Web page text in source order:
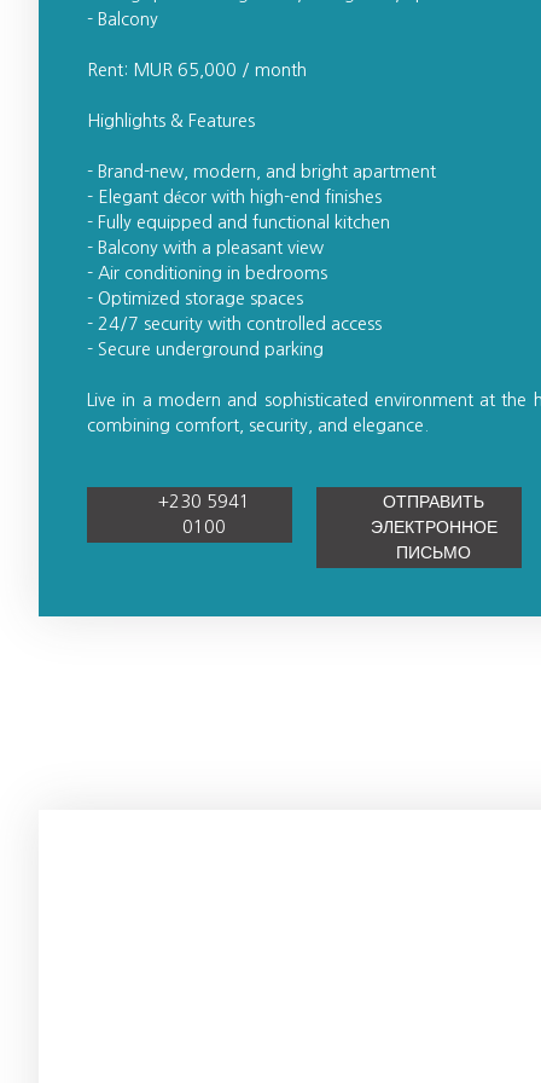
- Balcony
Rent: MUR 65,000 / month
Highlights & Features
- Brand-new, modern, and bright apartment
- Elegant décor with high-end finishes
- Fully equipped and functional kitchen
- Balcony with a pleasant view
- Air conditioning in bedrooms
- Optimized storage spaces
- 24/7 security with controlled access
- Secure underground parking
Live in a modern and sophisticated environment at the
combining comfort, security, and elegance.
+230 5941
0100
ОТПРАВИТЬ
ЭЛЕКТРОННОЕ
ПИСЬМО